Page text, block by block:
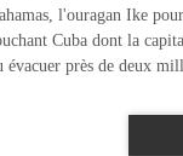
l'ouragan Ike
Cuba dont la
près de deux